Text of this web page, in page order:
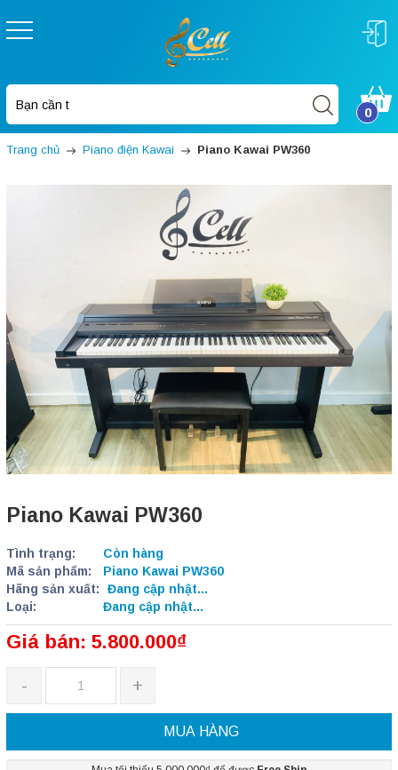
0
Trang chủ Piano điện Kawai Piano Kawai PW360
Piano Kawai PW360
Tình trạng:
Còn hàng
Mã sản phẩm:
Piano Kawai PW360
Hãng sản xuất:
Đang cập nhật...
Loại:
Đang cập nhật...
Giá bán: 5.800.000₫
- +
MUA HÀNG